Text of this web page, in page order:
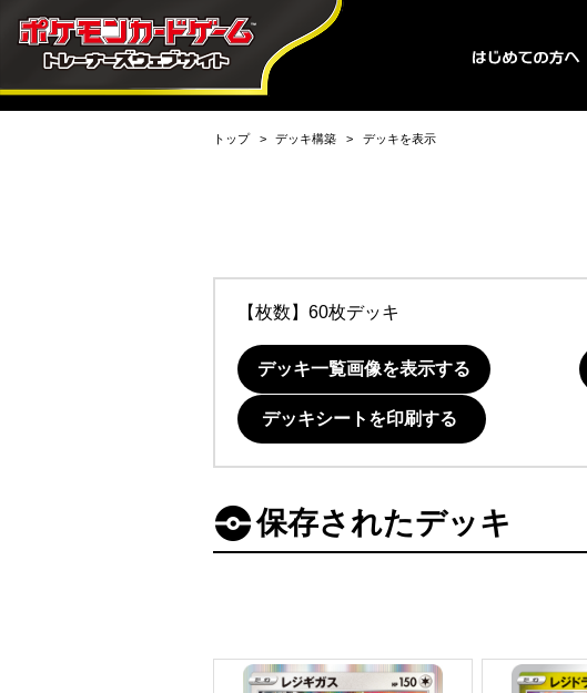
トップ デッキ構築 デッキを表示
【枚数】60枚デッキ
デッキ一覧画像を表示する
デッキシートを印刷する
保存されたデッキ